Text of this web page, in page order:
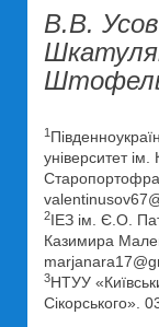
В.В. Усов
1
університет
2ІЕЗ ім. Є.О.
Казимира
3НТУУ
Сікорського».